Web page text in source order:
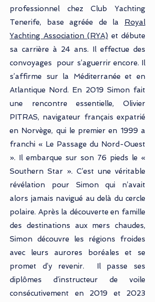
professionnel chez Club Yachting
Tenerife, base agréée de la Royal
Yachting Association (RYA) et débute
sa carrière à 24 ans. Il effectue des
convoyages pour s’aguerrir encore. Il
s’affirme sur la Méditerranée et en
Atlantique Nord. En 2019 Simon fait
une rencontre essentielle, Olivier
PITRAS, navigateur français expatrié
en Norvège, qui le premier en 1999 a
franchi « Le Passage du Nord-Ouest
». Il embarque sur son 76 pieds le «
Southern Star ». C’est une véritable
révélation pour Simon qui n’avait
alors jamais navigué au delà du cercle
polaire. Après la découverte en famille
des destinations aux mers chaudes,
Simon découvre les régions froides
avec leurs aurores boréales et se
promet d’y revenir. Il passe ses
diplômes d’instructeur de voile
consécutivement en 2019 et 2023